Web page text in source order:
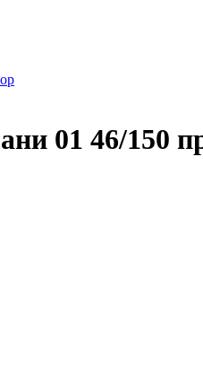
01 46/150